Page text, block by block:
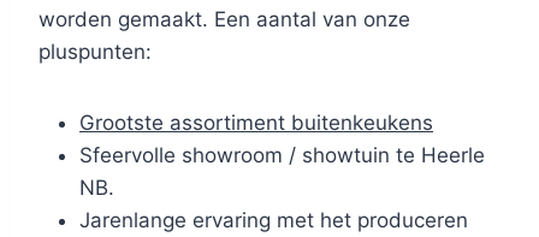
worden gemaakt. Een aantal van onze
pluspunten:
Grootste assortiment buitenkeukens
Sfeervolle showroom / showtuin te Heerle
NB.
Jarenlange ervaring met het produceren